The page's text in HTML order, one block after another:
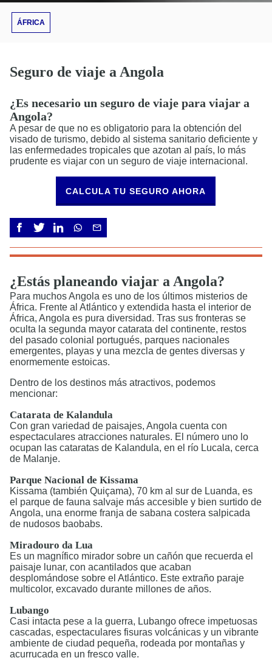
ÁFRICA
Seguro de viaje a Angola
¿Es necesario un seguro de viaje para viajar a
Angola?
A pesar de que no es obligatorio para la obtención del
visado de turismo, debido al sistema sanitario deficiente y
las enfermedades tropicales que azotan al país, lo más
prudente es viajar con un seguro de viaje internacional.
CALCULA TU SEGURO AHORA
¿Estás planeando viajar a Angola?
Para muchos Angola es uno de los últimos misterios de
África. Frente al Atlántico y extendida hasta el interior de
África, Angola es pura diversidad. Tras sus fronteras se
oculta la segunda mayor catarata del continente, restos
del pasado colonial portugués, parques nacionales
emergentes, playas y una mezcla de gentes diversas y
enormemente estoicas.
Dentro de los destinos más atractivos, podemos
mencionar:
Catarata de Kalandula
Con gran variedad de paisajes, Angola cuenta con
espectaculares atracciones naturales. El número uno lo
ocupan las cataratas de Kalandula, en el río Lucala, cerca
de Malanje.
Parque Nacional de Kissama
Kissama (también Quiçama), 70 km al sur de Luanda, es
el parque de fauna salvaje más accesible y bien surtido de
Angola, una enorme franja de sabana costera salpicada
de nudosos baobabs.
Miradouro da Lua
Es un magnífico mirador sobre un cañón que recuerda el
paisaje lunar, con acantilados que acaban
desplomándose sobre el Atlántico. Este extraño paraje
multicolor, excavado durante millones de años.
Lubango
Casi intacta pese a la guerra, Lubango ofrece impetuosas
cascadas, espectaculares fisuras volcánicas y un vibrante
ambiente de ciudad pequeña, rodeada por montañas y
acurrucada en un fresco valle.